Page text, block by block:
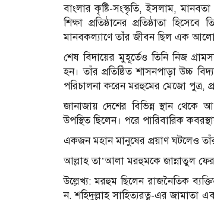
বাংলার কৃষ্টি-সংস্কৃতি, ইসলাম,
শিক্ষা প্রতিষ্ঠানের প্রতিষ্ঠাতা
মানবকল্যাণে তাঁর জীবন ছিল এক
শেষ বিদায়ের মুহূর্তেও তিনি নিজ
হন। তাঁর প্রতিষ্ঠিত শাসনপাড়া উচ্চ
পরিচালনা করেন মরহুমের মেজো পুত্র,
জানাজায় দেশের বিভিন্ন স্থান
উপস্থিত ছিলেন। পরে পারিবারিক
একজন মহান মানুষের প্রয়াণ ঘটলেও
আল্লাহ তা’আলা মরহুমকে জান্নাতুল
উল্লেখ্য: মরহুম ছিলেন রাজনৈতিক
ন. শহিদুল্লাহ সাহিত্যরত্ন-এর